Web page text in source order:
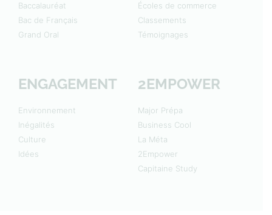
Baccalauréat
Bac de Français
Grand Oral
Écoles de commerce
Classements
Témoignages
ENGAGEMENT
Environnement
Inégalités
Culture
Idées
2EMPOWER
Major Prépa
Business Cool
La Méta
2Empower
Capitaine Study